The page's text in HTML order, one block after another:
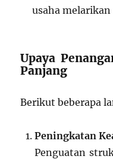
usaha
Upaya
Panjang
Berikut beberapa
Peningkatan
Penguatan